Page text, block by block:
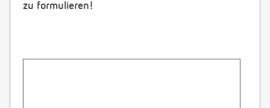
zu formulieren!